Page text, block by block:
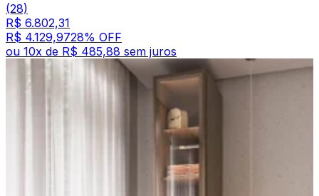
(28)
R$ 6.802,31
R$ 4.129,9728% OFF
ou 10x de R$ 485,88 sem juros